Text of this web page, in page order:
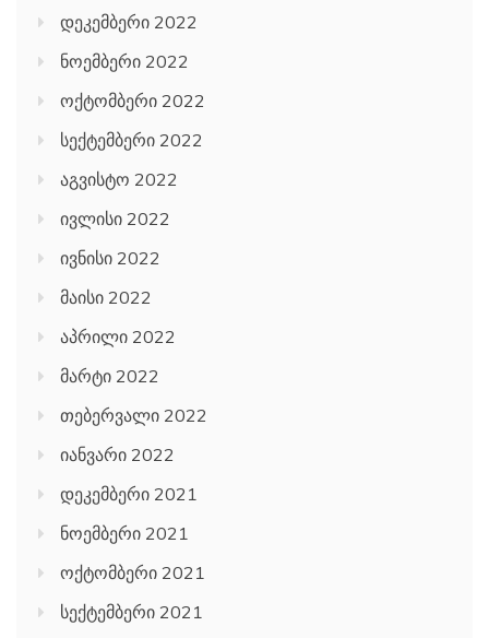
დეკემბერი 2022
ნოემბერი 2022
ოქტომბერი 2022
სექტემბერი 2022
აგვისტო 2022
ივლისი 2022
ივნისი 2022
მაისი 2022
აპრილი 2022
მარტი 2022
თებერვალი 2022
იანვარი 2022
დეკემბერი 2021
ნოემბერი 2021
ოქტომბერი 2021
სექტემბერი 2021